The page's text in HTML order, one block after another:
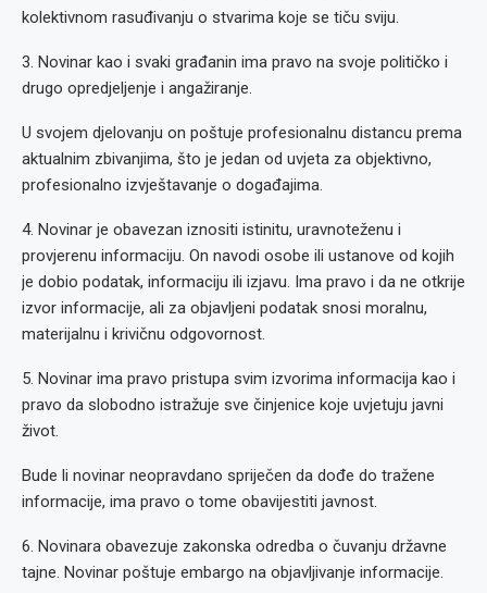
kolektivnom rasuđivanju o stvarima koje se tiču sviju.
3. Novinar kao i svaki građanin ima pravo na svoje političko i
drugo opredjeljenje i angažiranje.
U svojem djelovanju on poštuje profesionalnu distancu prema
aktualnim zbivanjima, što je jedan od uvjeta za objektivno,
profesionalno izvještavanje o događajima.
4. Novinar je obavezan iznositi istinitu, uravnoteženu i
provjerenu informaciju. On navodi osobe ili ustanove od kojih
je dobio podatak, informaciju ili izjavu. Ima pravo i da ne otkrije
izvor informacije, ali za objavljeni podatak snosi moralnu,
materijalnu i krivičnu odgovornost.
5. Novinar ima pravo pristupa svim izvorima informacija kao i
pravo da slobodno istražuje sve činjenice koje uvjetuju javni
život.
Bude li novinar neopravdano spriječen da dođe do tražene
informacije, ima pravo o tome obavijestiti javnost.
6. Novinara obavezuje zakonska odredba o čuvanju državne
tajne. Novinar poštuje embargo na objavljivanje informacije.